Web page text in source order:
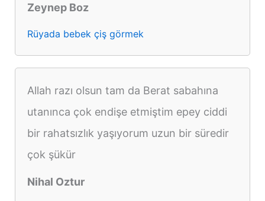
Zeynep Boz
Rüyada bebek çiş görmek
Allah razı olsun tam da Berat sabahına
utanınca çok endişe etmiştim epey ciddi
bir rahatsızlık yaşıyorum uzun bir süredir
çok şükür
Nihal Oztur